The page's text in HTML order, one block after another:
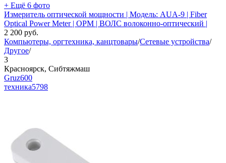
+ Ещё 6 фото
Измеритель оптической мощности | Модель: AUA-9 | Fiber
Optical Power Meter | ОРМ | ВОЛС волоконно-оптический |
2 200 руб.
Компьютеры, оргтехника, канцтовары/Сетевые устройства/
Другое/
3
Красноярск, Сибтяжмаш
Gruz600
техника5798